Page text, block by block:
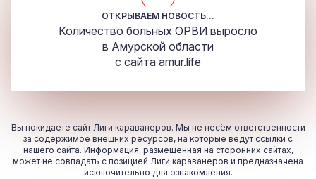
ОТКРЫВАЕМ НОВОСТЬ...
Количество больных ОРВИ выросло
в Амурской области
с сайта amur.life
Вы покидаете сайт Лиги караванеров. Мы не несём ответственности
за содержимое внешних ресурсов, на которые ведут ссылки с
нашего сайта. Информация, размещённая на сторонних сайтах,
может не совпадать с позицией Лиги караванеров и предназначена
исключительно для ознакомления.